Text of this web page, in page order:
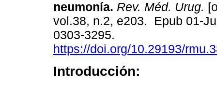
neumonía. Rev. Méd. Urug.
vol.38, n.2, e203. Epub 01-
0303-3295.
https://doi.org/10.29193/
Introducción: